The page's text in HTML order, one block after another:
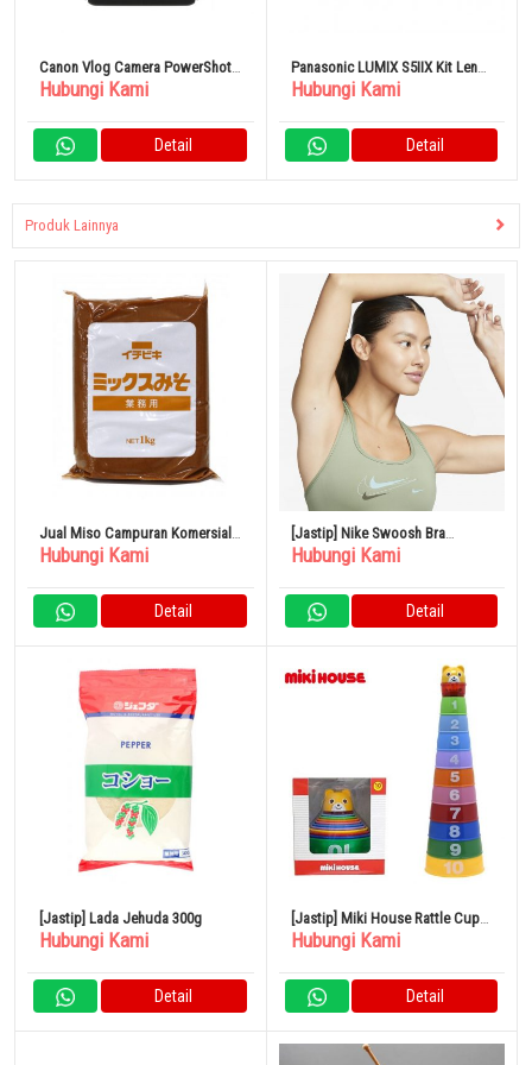
Canon Vlog Camera PowerShot
V10 Tripod Grip Kit Hitam
Hubungi Kami
Detail
Panasonic LUMIX S5IIX Kit Lensa
Ganda Kamera Lensa Tunggal
Hubungi Kami
Detail
Produk Lainnya
Jual Miso Campuran Komersial
Ichibiki 1kg
Hubungi Kami
Detail
[Jastip] Nike Swoosh Bra
Olahraga Women’s Medium-
Hubungi Kami
Detail
[Jastip] Lada Jehuda 300g
Hubungi Kami
Detail
[Jastip] Miki House Rattle Cup
Tower
Hubungi Kami
Detail